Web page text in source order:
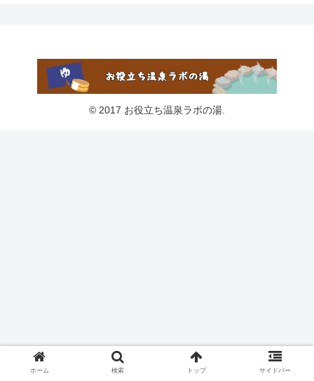
© 2017 お役立ち温泉ラボの湯.
ホーム 検索 トップ サイドバー